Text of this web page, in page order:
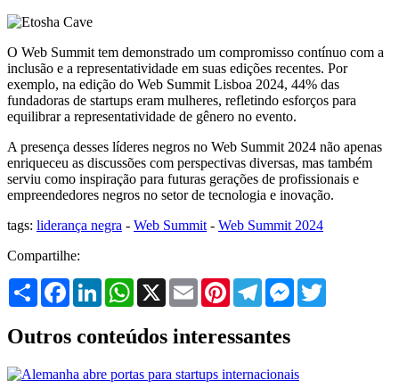
O Web Summit tem demonstrado um compromisso contínuo com a
inclusão e a representatividade em suas edições recentes. Por
exemplo, na edição do Web Summit Lisboa 2024, 44% das
fundadoras de startups eram mulheres, refletindo esforços para
equilibrar a representatividade de gênero no evento.
A presença desses líderes negros no Web Summit 2024 não apenas
enriqueceu as discussões com perspectivas diversas, mas também
serviu como inspiração para futuras gerações de profissionais e
empreendedores negros no setor de tecnologia e inovação.
tags: liderança negra - Web Summit- Web Summit 2024
Compartilhe:
Share FacebookLinkedInWhatsApp
X Email PinterestTelegramMessenger
Outros conteúdos interessantes